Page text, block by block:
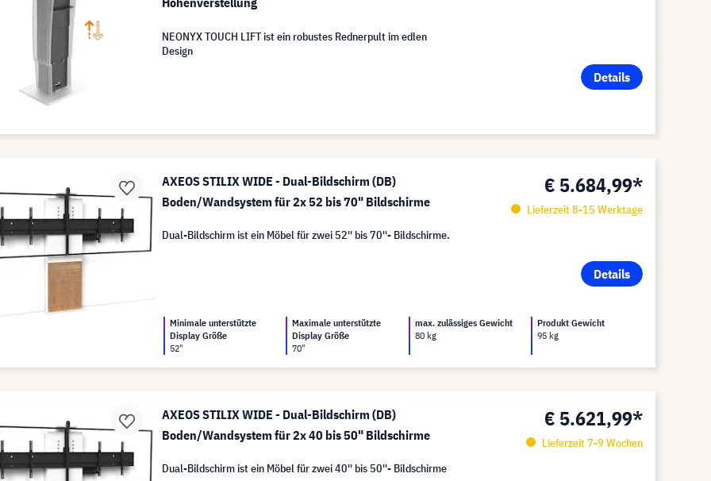
Details
NEONYX TOUCH LIFT ist ein robustes Rednerpult im edlen
Design
AXEOS STILIX WIDE - Dual-Bildschirm (DB)
Boden/Wandsystem für 2x 52 bis 70" Bildschirme
€ 5.684,99*
Lieferzeit 8-15 Werktage
Details
Dual-Bildschirm ist ein Möbel für zwei 52'' bis 70''- Bildschirme.
Minimale unterstützte
Display Größe
52"
Maximale unterstützte
Display Größe
70"
max. zulässiges Gewicht
80 kg
Produkt Gewicht
95 kg
AXEOS STILIX WIDE - Dual-Bildschirm (DB)
Boden/Wandsystem für 2x 40 bis 50" Bildschirme
€ 5.621,99*
Lieferzeit 7-9 Wochen
Dual-Bildschirm ist ein Möbel für zwei 40'' bis 50''- Bildschirme